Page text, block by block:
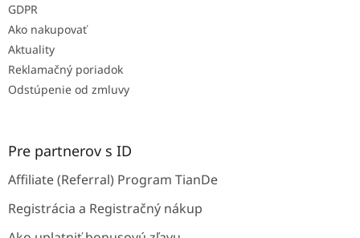
GDPR
Ako nakupovať
Aktuality
Reklamačný poriadok
Odstúpenie od zmluvy
Pre partnerov s ID
Affiliate (Referral) Program TianDe
Registrácia a Registračný nákup